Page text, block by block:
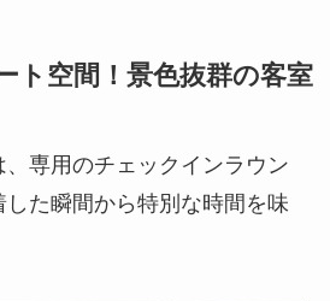
ト空間！景色抜群の客室
、専用のチェックインラウン
た瞬間から特別な時間を味